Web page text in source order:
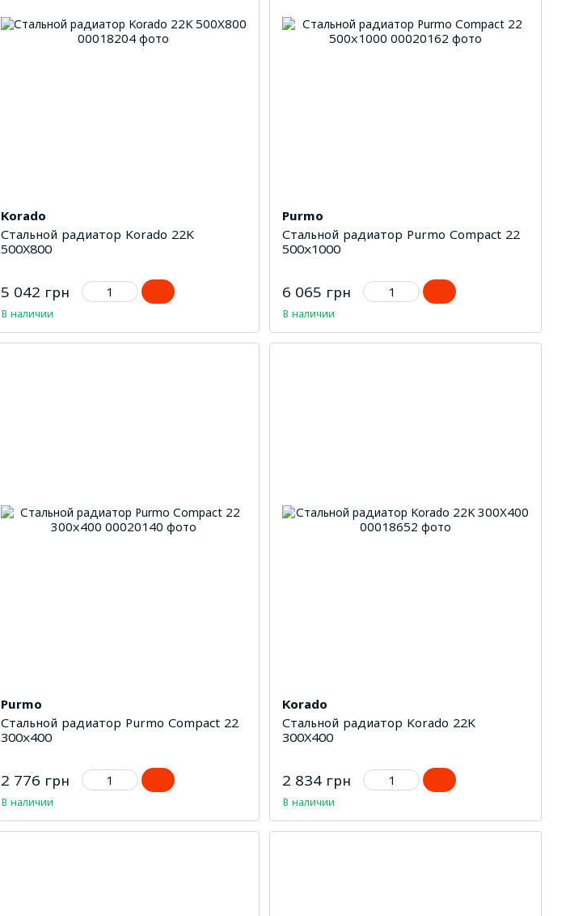
Korado
Стальной радиатор Korado 22K
500Х800
5 042 грн
В наличии
Purmo
Стальной радиатор Purmo Compact 22
500х1000
6 065 грн
В наличии
Purmo
Стальной радиатор Purmo Compact 22
300х400
2 776 грн
В наличии
Korado
Стальной радиатор Korado 22K
300Х400
2 834 грн
В наличии